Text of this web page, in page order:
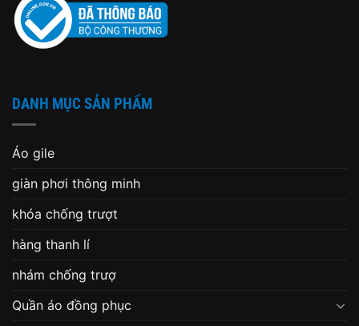
DANH MỤC SẢN PHẨM
Áo gile
giàn phơi thông minh
khóa chống trượt
hàng thanh lí
nhám chống trượ
Quần áo đồng phục